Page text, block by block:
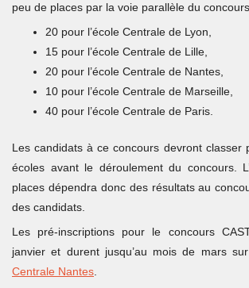
peu de places par la voie parallèle du
20 pour l’école Centrale de Lyon,
15 pour l’école Centrale de Lille,
20 pour l’école Centrale de Nantes,
10 pour l’école Centrale de Marseille,
40 pour l’école Centrale de Paris.
Les candidats à ce concours devront classer
écoles avant le déroulement du concours.
places dépendra donc des résultats au
des candidats.
Les pré-inscriptions pour le concours
janvier et durent jusqu’au mois de mars sur
Centrale Nantes